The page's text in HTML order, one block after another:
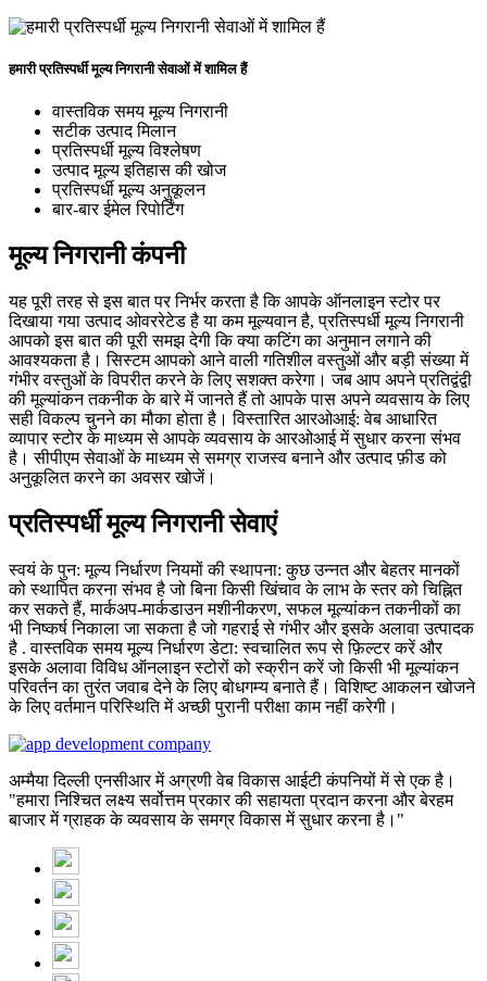
हमारी प्रतिस्पर्धी मूल्य निगरानी सेवाओं में शामिल हैं
वास्तविक समय मूल्य निगरानी
सटीक उत्पाद मिलान
प्रतिस्पर्धी मूल्य विश्लेषण
उत्पाद मूल्य इतिहास की खोज
प्रतिस्पर्धी मूल्य अनुकूलन
बार-बार ईमेल रिपोर्टिंग
मूल्य निगरानी कंपनी
यह पूरी तरह से इस बात पर निर्भर करता है कि आपके ऑनलाइन स्टोर पर
दिखाया गया उत्पाद ओवररेटेड है या कम मूल्यवान है, प्रतिस्पर्धी मूल्य निगरानी
आपको इस बात की पूरी समझ देगी कि क्या कटिंग का अनुमान लगाने की
आवश्यकता है। सिस्टम आपको आने वाली गतिशील वस्तुओं और बड़ी संख्या में
गंभीर वस्तुओं के विपरीत करने के लिए सशक्त करेगा। जब आप अपने प्रतिद्वंद्वी
की मूल्यांकन तकनीक के बारे में जानते हैं तो आपके पास अपने व्यवसाय के लिए
सही विकल्प चुनने का मौका होता है। विस्तारित आरओआई: वेब आधारित
व्यापार स्टोर के माध्यम से आपके व्यवसाय के आरओआई में सुधार करना संभव
है। सीपीएम सेवाओं के माध्यम से समग्र राजस्व बनाने और उत्पाद फ़ीड को
अनुकूलित करने का अवसर खोजें।
प्रतिस्पर्धी मूल्य निगरानी सेवाएं
स्वयं के पुन: मूल्य निर्धारण नियमों की स्थापना: कुछ उन्नत और बेहतर मानकों
को स्थापित करना संभव है जो बिना किसी खिंचाव के लाभ के स्तर को चिह्नित
कर सकते हैं, मार्कअप-मार्कडाउन मशीनीकरण, सफल मूल्यांकन तकनीकों का
भी निष्कर्ष निकाला जा सकता है जो गहराई से गंभीर और इसके अलावा उत्पादक
है . वास्तविक समय मूल्य निर्धारण डेटा: स्वचालित रूप से फ़िल्टर करें और
इसके अलावा विविध ऑनलाइन स्टोरों को स्क्रीन करें जो किसी भी मूल्यांकन
परिवर्तन का तुरंत जवाब देने के लिए बोधगम्य बनाते हैं। विशिष्ट आकलन खोजने
के लिए वर्तमान परिस्थिति में अच्छी पुरानी परीक्षा काम नहीं करेगी।
अम्मैया दिल्ली एनसीआर में अग्रणी वेब विकास आईटी कंपनियों में से एक है।
"हमारा निश्चित लक्ष्य सर्वोत्तम प्रकार की सहायता प्रदान करना और बेरहम
बाजार में ग्राहक के व्यवसाय के समग्र विकास में सुधार करना है।"